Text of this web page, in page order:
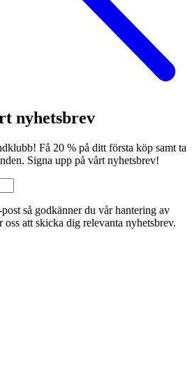
nyhetsbrev
Få 20 % på ditt första köp samt ta
Signa upp på vårt nyhetsbrev!
så godkänner du vår hantering av
att skicka dig relevanta nyhetsbrev.